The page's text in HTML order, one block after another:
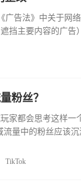
告法》中关于网
挡主要内容的广
。广告主、服务商
粉丝？
都会思考这样一
流量中的粉丝应该
TikTok